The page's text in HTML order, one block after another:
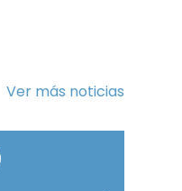
Ver más noticias